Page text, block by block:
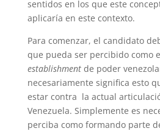
sentidos en los que este
aplicaría en este contexto.
Para comenzar, el candidato
que pueda ser percibido como
establishmentde poder
necesariamente significa esto
estar contra la actual
Venezuela. Simplemente es
perciba como formando parte